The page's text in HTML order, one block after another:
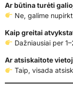
Ar būtina turėti
Ne, galime
Kaip greitai
Dažniausiai per
Ar atsiskaitote
Taip, visada